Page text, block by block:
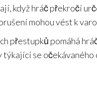
když hráč překročí
mohou vést k
přestupků pomáhá
se